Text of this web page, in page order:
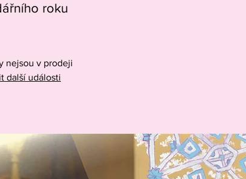
roku
nejsou v prodeji
další události